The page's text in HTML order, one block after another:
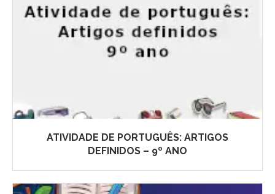
ATIVIDADE DE PORTUGUÊS: ARTIGOS
DEFINIDOS – 9º ANO